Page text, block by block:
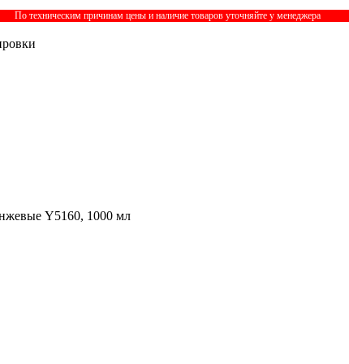
По техническим причинам цены и наличие товаров уточняйте у менеджера
Y5160, 1000 мл